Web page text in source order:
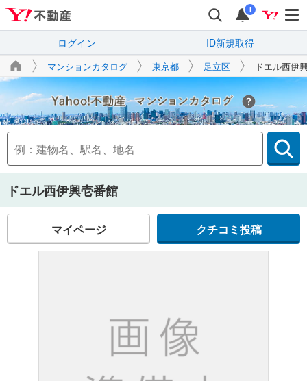
i
ログイン ID新規取得
マンションカタログ 東京都 足立区 ドエル西伊
Yahoo!不動産
ドエル西伊興壱番館
マイページ クチコミ投稿